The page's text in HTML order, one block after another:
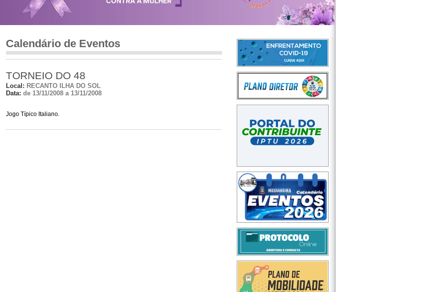
Calendário de Eventos
TORNEIO DO 48
Local: RECANTO ILHA DO SOL
Data: de 13/11/2008 a 13/11/2008
Jogo Típico Italiano.